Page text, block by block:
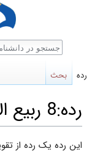
رده:8 ربیع الاول
پرش
پرش
این رده یک رده از
رده بحث
جستجو